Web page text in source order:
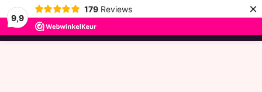
9,9
179 Reviews ×
menu